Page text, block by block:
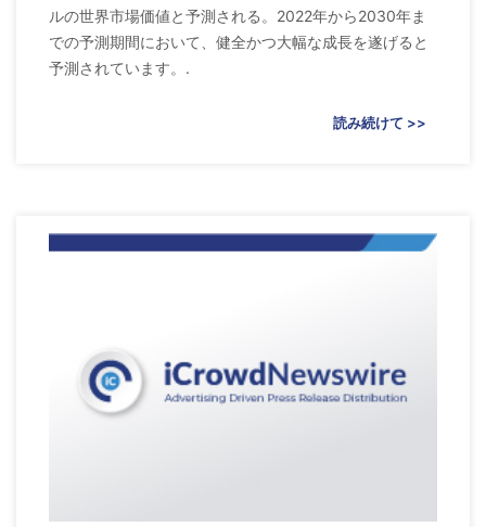
ルの世界市場価値と予測される。2022年から2030年ま
での予測期間において、健全かつ大幅な成長を遂げると
予測されています。.
読み続けて >>